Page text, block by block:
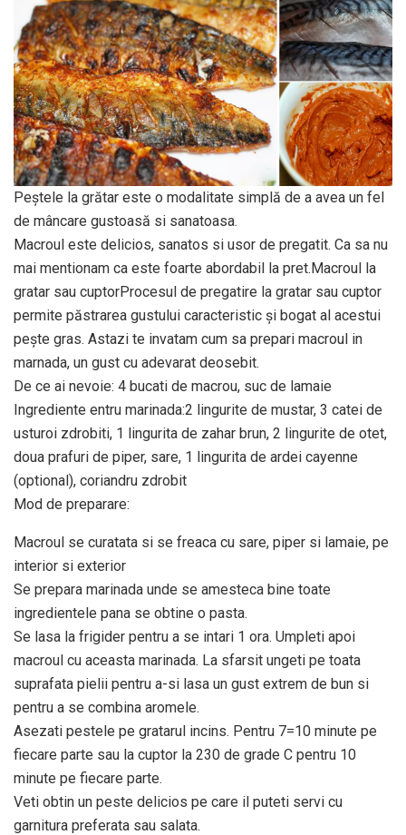
Peștele la grătar este o modalitate simplă de a avea un fel
de mâncare gustoasă si sanatoasa.
Macroul este delicios, sanatos si usor de pregatit. Ca sa nu
mai mentionam ca este foarte abordabil la pret.Macroul la
gratar sau cuptorProcesul de pregatire la gratar sau cuptor
permite păstrarea gustului caracteristic și bogat al acestui
pește gras. Astazi te invatam cum sa prepari macroul in
marnada, un gust cu adevarat deosebit.
De ce ai nevoie: 4 bucati de macrou, suc de lamaie
Ingrediente entru marinada:2 lingurite de mustar, 3 catei de
usturoi zdrobiti, 1 lingurita de zahar brun, 2 lingurite de otet,
doua prafuri de piper, sare, 1 lingurita de ardei cayenne
(optional), coriandru zdrobit
Mod de preparare:
Macroul se curatata si se freaca cu sare, piper si lamaie, pe
interior si exterior
Se prepara marinada unde se amesteca bine toate
ingredientele pana se obtine o pasta.
Se lasa la frigider pentru a se intari 1 ora. Umpleti apoi
macroul cu aceasta marinada. La sfarsit ungeti pe toata
suprafata pielii pentru a-si lasa un gust extrem de bun si
pentru a se combina aromele.
Asezati pestele pe gratarul incins. Pentru 7=10 minute pe
fiecare parte sau la cuptor la 230 de grade C pentru 10
minute pe fiecare parte.
Veti obtin un peste delicios pe care il puteti servi cu
garnitura preferata sau salata.